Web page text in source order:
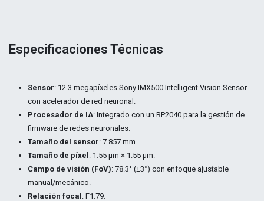
Especificaciones Técnicas
Sensor: 12.3 megapíxeles Sony IMX500 Intelligent Vision Sensor
con acelerador de red neuronal.
Procesador de IA: Integrado con un RP2040 para la gestión de
firmware de redes neuronales.
Tamaño del sensor: 7.857 mm.
Tamaño de píxel : 1.55 μm × 1.55 μm.
Campo de visión (FoV): 78.3° (±3°) con enfoque ajustable
manual/mecánico.
Relación focal : F1.79.